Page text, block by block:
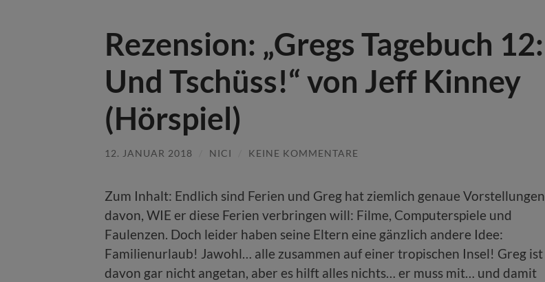
Rezension: „Gregs Tagebuch 12:
Und Tschüss!“ von Jeff Kinney
(Hörspiel)
12. JANUAR 2018 NICI KEINE KOMMENTARE
Zum Inhalt: Endlich sind Ferien und Greg hat ziemlich genaue Vorstellungen
davon, WIE er diese Ferien verbringen will: Filme, Computerspiele und
Faulenzen. Doch leider haben seine Eltern eine gänzlich andere Idee:
Familienurlaub! Jawohl… alle zusammen auf einer tropischen Insel! Greg ist
davon gar nicht angetan, aber es hilft alles nichts… er muss mit… und damit